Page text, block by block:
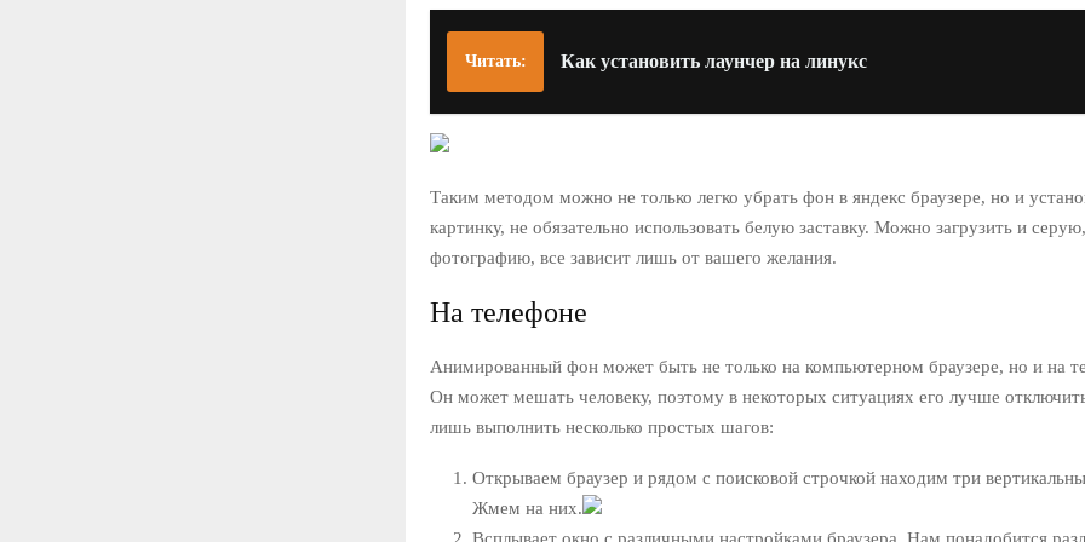
Читать: Как установить лаунчер на линукс
Таким методом можно не только легко убрать фон в яндекс браузере, но и
картинку, не обязательно использовать белую заставку. Можно загрузить и
фотографию, все зависит лишь от вашего желания.
На телефоне
Анимированный фон может быть не только на компьютерном браузере, но и на
Он может мешать человеку, поэтому в некоторых ситуациях его лучше
лишь выполнить несколько простых шагов:
Открываем браузер и рядом с поисковой строчкой находим три
Жмем на них.
Всплывает окно с различными настройками браузера. Нам понадобится